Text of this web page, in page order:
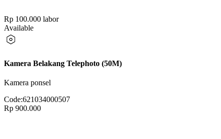
Rp 100.000 labor
Available
Kamera Belakang Telephoto (50M)
Kamera ponsel
Code:621034000507
Rp 900.000